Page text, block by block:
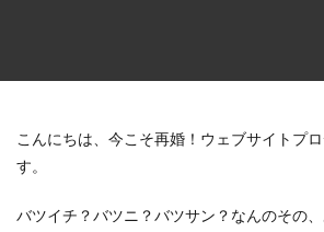
こんにちは、今こそ再婚！ウェブサイトプ
す。
バツイチ？バツニ？バツサン？なんのその